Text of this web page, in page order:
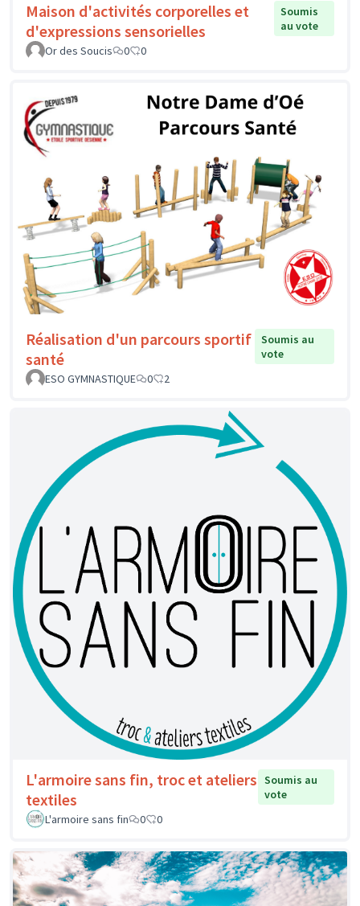
Maison d'activités corporelles et
d'expressions sensorielles
Soumis
au vote
Or des Soucis
0 0
Réalisation d'un parcours sportif
santé
Soumis au
vote
ESO GYMNASTIQUE
0 2
L'armoire sans fin, troc et ateliers
textiles
Soumis au
vote
L'armoire sans fin
0 0